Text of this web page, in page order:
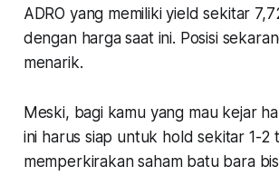
ADRO yang memiliki yield sekitar
dengan harga saat ini. Posisi
menarik.
Meski, bagi kamu yang mau kejar
ini harus siap untuk hold sekitar 1-2
memperkirakan saham batu bara